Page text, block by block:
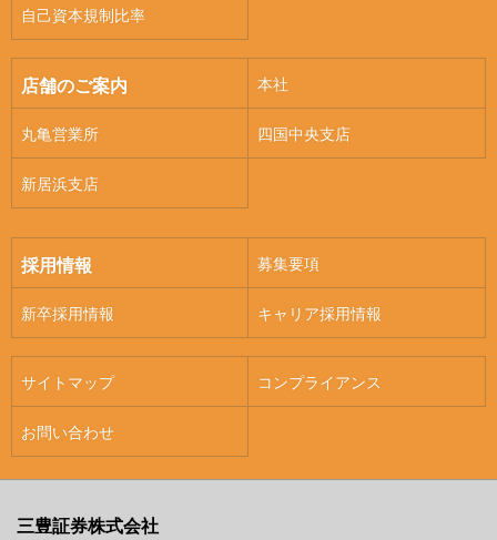
自己資本規制比率
店舗のご案内 本社
丸亀営業所 四国中央支店
新居浜支店
採用情報 募集要項
新卒採用情報 キャリア採用情報
サイトマップ コンプライアンス
お問い合わせ
三豊証券株式会社